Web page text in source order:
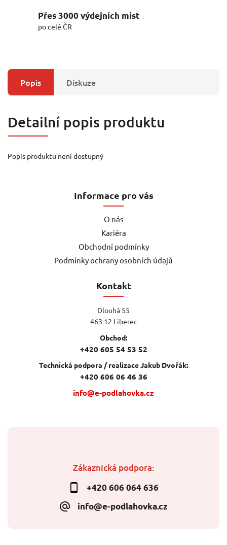
Přes 3000 výdejních míst
po celé ČR
Popis Diskuze
Detailní popis produktu
Popis produktu není dostupný
Zákaznická podpora:
+420 606 064 636
info@e-podlahovka.cz
Informace pro vás
O nás
Kariéra
Obchodní podmínky
Podmínky ochrany osobních údajů
Kontakt
Dlouhá 55
463 12 Liberec
Obchod:
+420 605 54 53 52
Technická podpora / realizace Jakub Dvořák:
+420 606 06 46 36
info@e-podlahovka.cz